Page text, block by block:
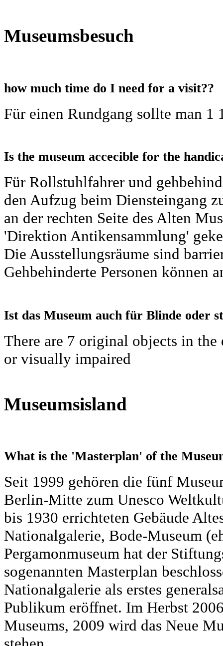
Museumsbesuch
how much time do I need for a visit??
Für einen Rundgang sollte man 1
Is the museum accecible for the
Für Rollstuhlfahrer und
den Aufzug beim Diensteingang
an der rechten Seite des Alten
'Direktion Antikensammlung'
Die Ausstellungsräume sind
Gehbehinderte Personen können
Ist das Museum auch für Blinde oder
There are 7 original objects in
or visually impaired
Museumsisland
What is the 'Masterplan' of the
Seit 1999 gehören die fünf
Berlin-Mitte zum Unesco
bis 1930 errichteten Gebäude
Nationalgalerie, Bode-Museum
Pergamonmuseum hat der
sogenannten Masterplan
Nationalgalerie als erstes
Publikum eröffnet. Im Herbst
Museums, 2009 wird das Neue